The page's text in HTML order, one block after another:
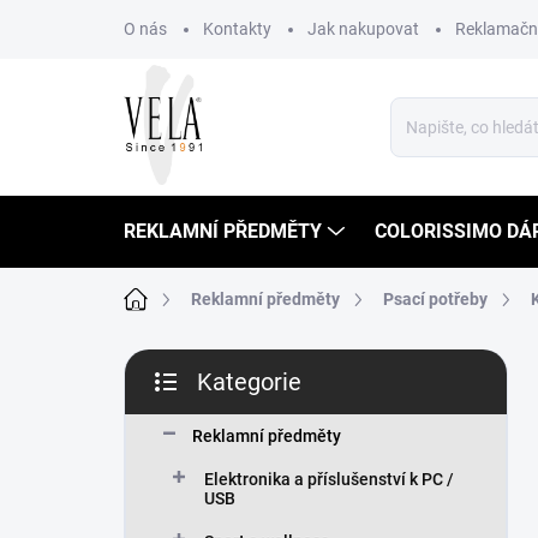
O nás Kontakty Jak nakupovat
REKLAMNÍ PŘEDMĚTY COLORISSIMO
Domů Reklamní předměty Psací potřeby
P
s
kategorie
Kategorie
Reklamní předměty
Elektronika a příslušenství k PC /
USB